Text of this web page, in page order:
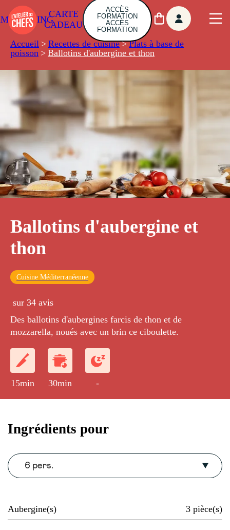
CARTE
CADEAU
ACCÈS
FORMATION
ACCÈS
FORMATION
Accueil > Recettes de cuisine > Plats à base de
poisson > Ballotins d'aubergine et thon
Ballotins d'aubergine et
thon
Cuisine Méditerranéenne
sur 34 avis
Des ballotins d'aubergines farcis de thon et de
mozzarella, noués avec un brin ce ciboulette.
15min 30min -
Ingrédients pour
6 pers.
Aubergine(s) 3 pièce(s)